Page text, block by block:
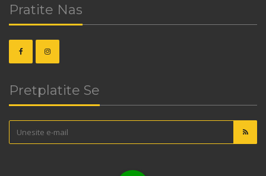
Pratite Nas
Pretplatite Se